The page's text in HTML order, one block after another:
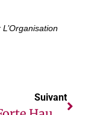
Suivant